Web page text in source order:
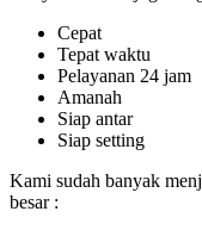
Cepat
Tepat waktu
Pelayanan 24 jam
Amanah
Siap antar
Siap setting
Kami sudah banyak
besar :